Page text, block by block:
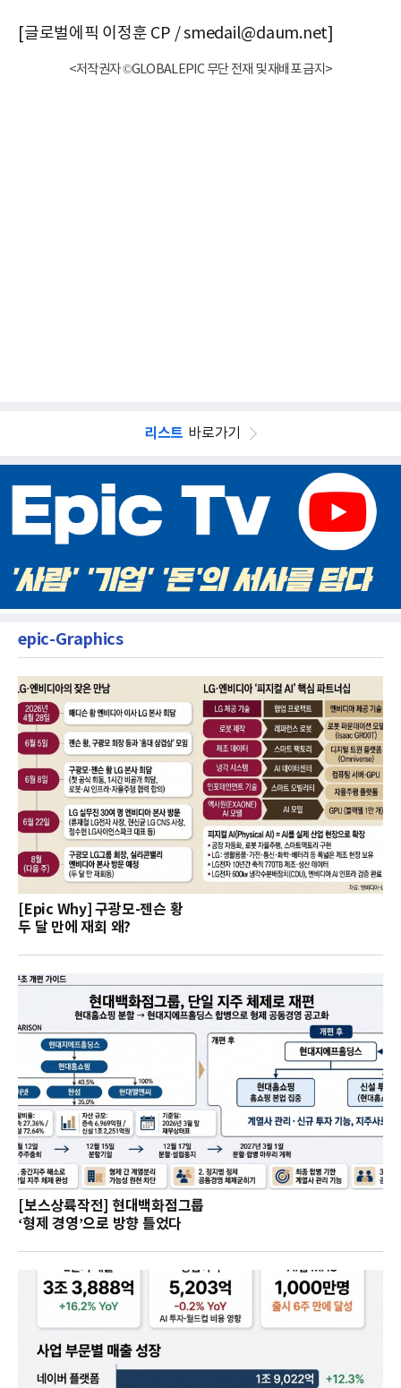
[글로벌에픽 이정훈 CP / smedail@daum.net]
<저작권자 ©GLOBALEPIC 무단 전재 및 재배포 금지>
리스트 바로가기
epic-Graphics
[Epic Why] 구광모-젠슨 황
두 달 만에 재회 왜?
[보스상륙작전] 현대백화점그룹
‘형제 경영’으로 방향 틀었다